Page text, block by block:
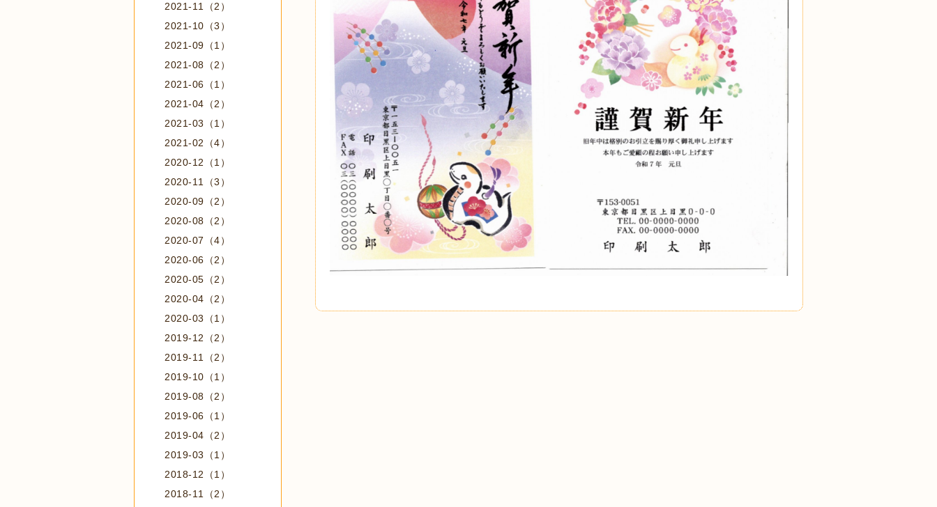
2021-11（2）
2021-10（3）
2021-09（1）
2021-08（2）
2021-06（1）
2021-04（2）
2021-03（1）
2021-02（4）
2020-12（1）
2020-11（3）
2020-09（2）
2020-08（2）
2020-07（4）
2020-06（2）
2020-05（2）
2020-04（2）
2020-03（1）
2019-12（2）
2019-11（2）
2019-10（1）
2019-08（2）
2019-06（1）
2019-04（2）
2019-03（1）
2018-12（1）
2018-11（2）